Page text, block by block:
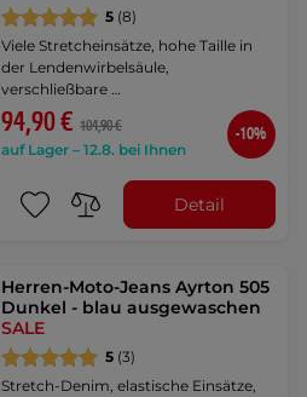
5 (8)
Viele Stretcheinsätze, hohe Taille in
der Lendenwirbelsäule,
verschließbare …
94,90 € 104,90 €
auf Lager – 12.8. bei Ihnen
-10%
Detail
Herren-Moto-Jeans Ayrton 505
Dunkel - blau ausgewaschen
SALE
5 (3)
Stretch-Denim, elastische Einsätze,